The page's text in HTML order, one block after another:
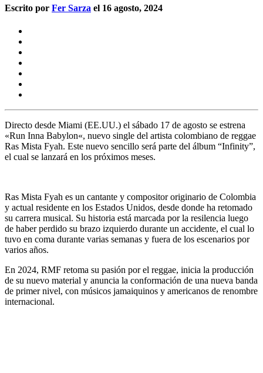
Escrito por Fer Sarza el 16 agosto, 2024
Directo desde Miami (EE.UU.) el sábado 17 de agosto se estrena
«Run Inna Babylon«, nuevo single del artista colombiano de reggae
Ras Mista Fyah. Este nuevo sencillo será parte del álbum “Infinity”,
el cual se lanzará en los próximos meses.
Ras Mista Fyah es un cantante y compositor originario de Colombia
y actual residente en los Estados Unidos, desde donde ha retomado
su carrera musical. Su historia está marcada por la resilencia luego
de haber perdido su brazo izquierdo durante un accidente, el cual lo
tuvo en coma durante varias semanas y fuera de los escenarios por
varios años.
En 2024, RMF retoma su pasión por el reggae, inicia la producción
de su nuevo material y anuncia la conformación de una nueva banda
de primer nivel, con músicos jamaiquinos y americanos de renombre
internacional.